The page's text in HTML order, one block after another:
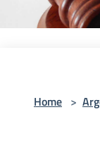
Home >